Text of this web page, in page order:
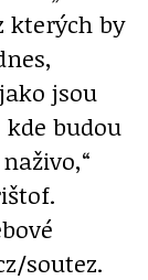
kterých by
jsou
budou
soutez.